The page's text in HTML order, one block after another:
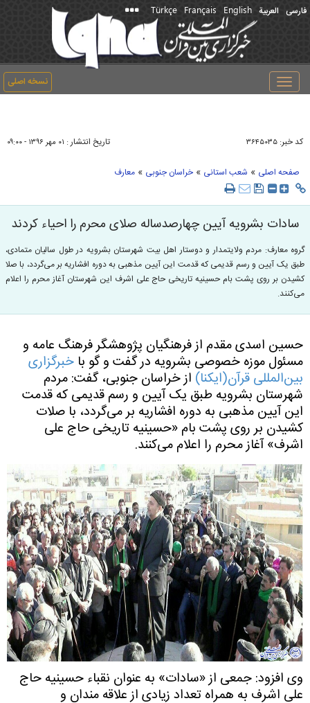
فارسی العربیة English
Français
Türkçe
نسخه اصلی
Toggle
navigation
کد خبر: ۳۶۴۵۰۳۵ تاریخ انتشار : ۰۱ مهر ۱۳۹۶ - ۰۹:۰۰
صفحه اصلی » شعب استانی » خراسان جنوبی » معارف
سادات بشرویه آیین چهارصدساله صلای محرم را احیاء کردند
گروه معارف: مردم ولایتمدار و دوستار اهل بیت شهرستان بشرویه در طول سالیان متمادی،
طبق یک آیین و رسم قدیمی که قدمت این آیین مذهبی به دوره افشاریه بر می‌گردد، با صلا
کشیدن بر روی پشت بام حسینیه تاریخی حاج علی اشرف این شهرستان آغاز محرم را اعلام
می‌کنند.
حسین اسدی مقدم از فرهنگیان پژوهشگر فرهنگ عامه و
مسئول موزه خصوصی بشرویه در گفت و گو با خبرگزاری
بین‌المللی قرآن(ایکنا) از خراسان جنوبی، گفت: مردم
شهرستان بشرویه طبق یک آیین و رسم قدیمی که قدمت
این آیین مذهبی به دوره افشاریه بر می‌گردد، با صلات
کشیدن بر روی پشت بام «حسینیه تاریخی حاج علی
اشرف» آغاز محرم را اعلام می‌کنند.
وی افزود: جمعی از «سادات» به عنوان نقباء حسینیه حاج
علی اشرف به همراه تعداد زیادی از علاقه مندان و